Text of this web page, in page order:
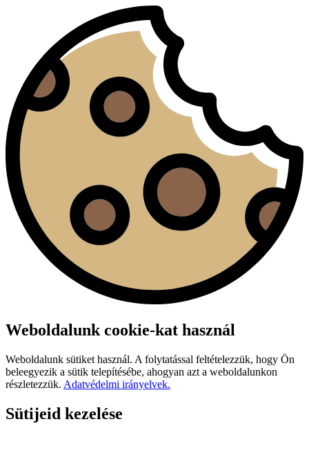
Weboldalunk cookie-kat használ
Weboldalunk sütiket használ. A folytatással feltételezzük, hogy Ön
beleegyezik a sütik telepítésébe, ahogyan azt a weboldalunkon
részletezzük. Adatvédelmi irányelvek.
Sütijeid kezelése